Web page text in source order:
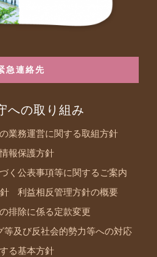
急連絡先
への取り組み
業務運営に関する取組方針
報保護方針
く公表事項等に関するご案内
利益相反管理方針の概要
排除に係る定款変更
等及び反社会的勢力等への対応
る基本方針